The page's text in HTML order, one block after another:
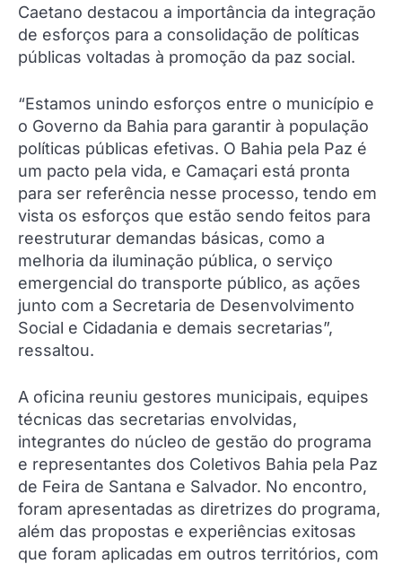
Caetano destacou a importância da integração
de esforços para a consolidação de políticas
públicas voltadas à promoção da paz social.
“Estamos unindo esforços entre o município e
o Governo da Bahia para garantir à população
políticas públicas efetivas. O Bahia pela Paz é
um pacto pela vida, e Camaçari está pronta
para ser referência nesse processo, tendo em
vista os esforços que estão sendo feitos para
reestruturar demandas básicas, como a
melhoria da iluminação pública, o serviço
emergencial do transporte público, as ações
junto com a Secretaria de Desenvolvimento
Social e Cidadania e demais secretarias”,
ressaltou.
A oficina reuniu gestores municipais, equipes
técnicas das secretarias envolvidas,
integrantes do núcleo de gestão do programa
e representantes dos Coletivos Bahia pela Paz
de Feira de Santana e Salvador. No encontro,
foram apresentadas as diretrizes do programa,
além das propostas e experiências exitosas
que foram aplicadas em outros territórios, com